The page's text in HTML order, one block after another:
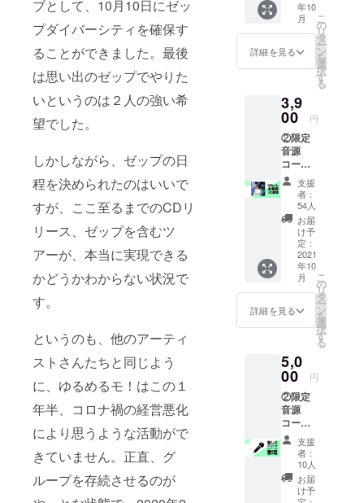
ブとして、10月10日にゼッ
プダイバーシティを確保す
ることができました。最後
は思い出のゼップでやりた
いというのは２人の強い希
望でした。
しかしながら、ゼップの日
程を決められたのはいいで
すが、ここ至るまでのCDリ
リース、ゼップを含むツ
アーが、本当に実現できる
かどうかわからない状況で
す。
というのも、他のアーティ
ストさんたちと同じよう
に、ゆるめるモ！はこの１
年半、コロナ禍の経営悪化
により思うような活動がで
きていません。正直、グ
ループを存続させるのが
-申込時
のお願
い-- ※備
考欄に
る名前
を入れ
てくだ
さい。
クレ
ジット
不要な
方はお
手数で
すが
「クレ
ジット
不要」
と記載
くださ
載ない
場合
み時の
お名前
でクレ
ジット
させて
頂きま
す。
注意事
項・補
足-- ※こ
のリ
はデー
タの送
持って
完了と
なりま
す。万
が一、
ツアー
が延
期、中
止等、
内容に
変更が
あった
場合で
も、ご
致しか
ねます
ので予
めご了
承くだ
さい。 -
-申込時
のお願
い-- ※備
考欄に
クレ
「モ！
キュメ
ンタ
リー」
映像プ
るモ！
メン
バー全
員から
のお礼
メッ
セージ
送信(写
真デー
タ付き)
・ツ
アー前
半に密
着した
ドキュ
メンタ
リ映像
1.リ
ターン
ツアー
の密着
映像
（30分
以上）
をお送
りしま
す。
年10
月
詳細を見る
こ
の
リ
タ
ー
ン
を
選
択
す
る
3,9
00 円
②限定
音源
コー
ス：け
ちょん
ソロ音
源プラ
ン ・け
ちょん
のサイ
ン入り
チェキ
・オリ
ジナル
ジャ
ちょん
ソロ音
源デー
タ
「タン
トラ
チャッ
カラカ
ナビス /
歩いて
みたよ
支援
者：
54人
お届
け予
定：
2021
年10
月
詳細を見る
こ
の
リ
タ
ー
ン
を
選
択
す
る
5,0
00 円
②限定
音源
コー
ス：
「推し
が歌う
新曲ワ
ンコー
支援
者：
10人
お届
け予